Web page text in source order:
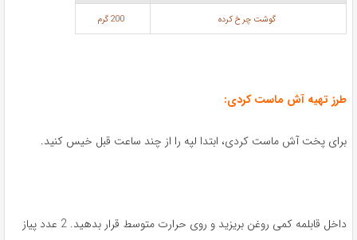
گوشت چرخ کرده
طرز تهیه آش ماست کردی:
برای پخت آش ماست کردی، ابتدا لپه را از چند ساعت قبل خیس کنید.
داخل قابلمه کمی روغن بریزید و روی حرارت متوسط قرار بدهید. 2 عدد پیاز